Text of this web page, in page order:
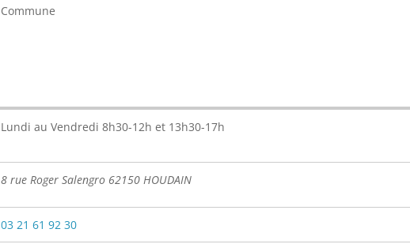
Commune
Lundi au Vendredi 8h30-12h et 13h30-17h
8 rue Roger Salengro 62150 HOUDAIN
03 21 61 92 30